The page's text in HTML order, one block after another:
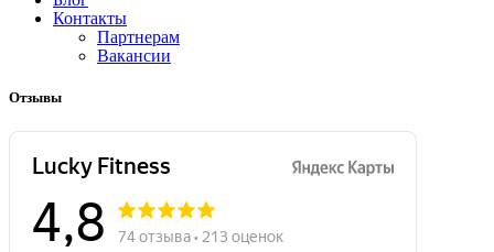
Контакты
Партнерам
Вакансии
Отзывы